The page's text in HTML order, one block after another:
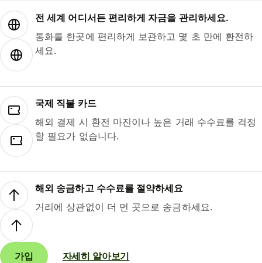
전 세계 어디서든 편리하게 자금을 관리하세요.
통화를 한곳에 편리하게 보관하고 몇 초 만에 환전하
세요.
국제 직불 카드
해외 결제 시 환전 마진이나 높은 거래 수수료를 걱정
할 필요가 없습니다.
해외 송금하고 수수료를 절약하세요
거리에 상관없이 더 먼 곳으로 송금하세요.
가입 자세히 알아보기